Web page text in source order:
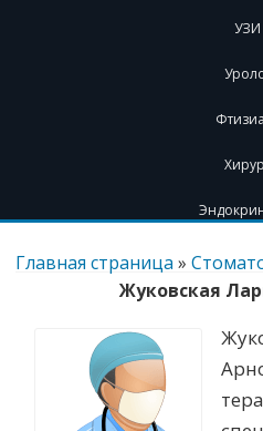
УЗИ
Главная страница »
Жуковская